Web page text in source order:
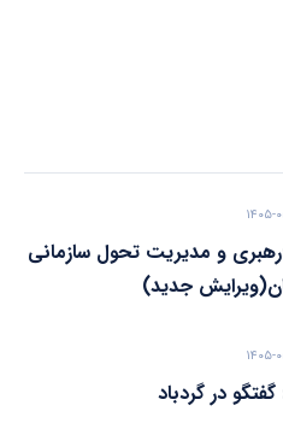
۰۵-۰۲
و مدیریت تحول سازمانی
جدید)
۰۵-۰۲
در گردباد